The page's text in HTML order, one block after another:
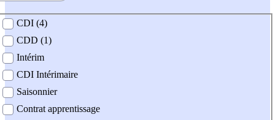
contrat
CDI (4)
CDD (1)
Intérim
CDI Intérimaire
Saisonnier
Contrat apprentissage